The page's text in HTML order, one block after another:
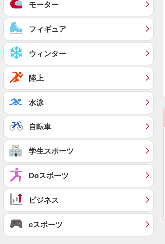
モーター
フィギュア
ウィンター
陸上
水泳
自転車
学生スポーツ
Doスポーツ
ビジネス
eスポーツ